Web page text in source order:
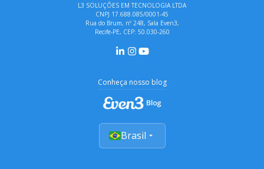
L3 SOLUÇÕES EM TECNOLOGIA LTDA
CNPJ 17.688.085/0001-45
Rua do Brum, nº 248, Sala Even3,
Recife-PE, CEP: 50.030-260
Conheça nosso blog
Brasil